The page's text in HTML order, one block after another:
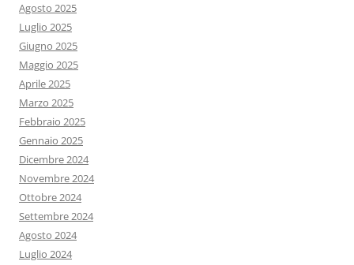
Agosto 2025
Luglio 2025
Giugno 2025
Maggio 2025
Aprile 2025
Marzo 2025
Febbraio 2025
Gennaio 2025
Dicembre 2024
Novembre 2024
Ottobre 2024
Settembre 2024
Agosto 2024
Luglio 2024